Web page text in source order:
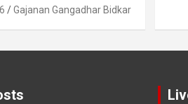
Gajanan Gangadhar Bidkar